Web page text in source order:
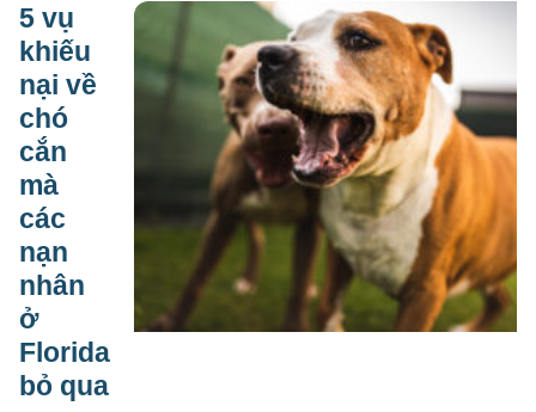
5 vụ
khiếu
nại về
chó
cắn
mà
các
nạn
nhân
ở
Florida
bỏ qua